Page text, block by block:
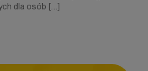
dla osób […]